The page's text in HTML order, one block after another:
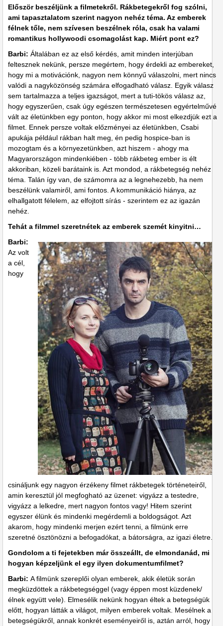
Először beszéljünk a filmetekről. Rákbetegekről fog szólni,
ami tapasztalatom szerint nagyon nehéz téma. Az emberek
félnek tőle, nem szívesen beszélnek róla, csak ha valami
romantikus hollywoodi csomagolást kap. Miért pont ez?
Barbi: Általában ez az első kérdés, amit minden interjúban
feltesznek nekünk, persze megértem, hogy érdekli az embereket,
hogy mi a motivációnk, nagyon nem könnyű válaszolni, mert nincs
valódi a nagyközönség számára elfogadható válasz. Egyik válasz
sem tartalmazza a teljes igazságot, mert a tuti-tökös válasz az,
hogy egyszerűen, csak úgy egészen természetesen egyértelművé
vált az életünkben egy ponton, hogy akkor mi most elkezdjük ezt a
filmet. Ennek persze voltak előzményei az életünkben, Csabi
apukája például rákban halt meg, én pedig hospice-ban is
mozogtam és a környezetünkben, azt hiszem - ahogy ma
Magyarországon mindenkiében - több rákbeteg ember is élt
akkoriban, közeli barátaink is. Azt mondod, a rákbetegség nehéz
téma. Talán így van, de számomra az a legnehezebb, ha nem
beszélünk valamiről, ami fontos. A kommunikáció hiánya, az
elhallgatott félelem, az elfojtott sírás - szerintem ez az igazán
nehéz.
Tehát a filmmel szeretnétek az emberek szemét kinyitni…
Barbi:
Az volt
a cél,
hogy
csináljunk egy nagyon érzékeny filmet rákbetegek történeteiről,
amin keresztül jól megfogható az üzenet: vigyázz a testedre,
vigyázz a lelkedre, mert nagyon fontos vagy! Hitem szerint
egyszer élünk és mindenki megérdemli a boldogságot. Azt
akarom, hogy mindenki merjen ezért tenni, a filmünk erre
szeretné ösztönözni a befogadókat, a bátorságra, az igazi életre.
Gondolom a ti fejetekben már összeállt, de elmondanád, mi
hogyan képzeljünk el egy ilyen dokumentumfilmet?
Barbi: A filmünk szereplői olyan emberek, akik életük során
megküzdöttek a rákbetegséggel (vagy éppen most küzdenek/
élnek együtt vele). Elmesélik nekünk hogyan éltek a betegségük
előtt, hogyan látták a világot, milyen emberek voltak. Mesélnek a
betegségükről, annak konkrét eseményeiről is, aztán arról, hogy